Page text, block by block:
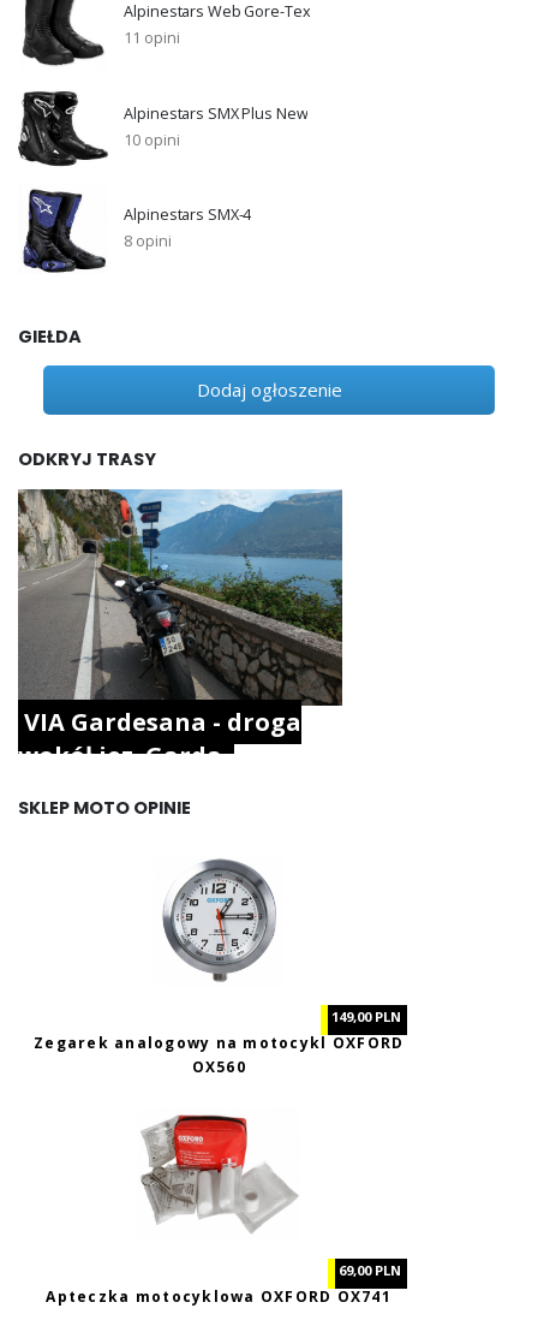
Alpinestars Web Gore-Tex
11 opini
Alpinestars SMX Plus New
10 opini
Alpinestars SMX-4
8 opini
GIEŁDA
Dodaj ogłoszenie
ODKRYJ TRASY
VIA Gardesana - droga
wokół jez. Garda.
SKLEP MOTO OPINIE
149,00 PLN
Zegarek analogowy na motocykl OXFORD
OX560
69,00 PLN
Apteczka motocyklowa OXFORD OX741